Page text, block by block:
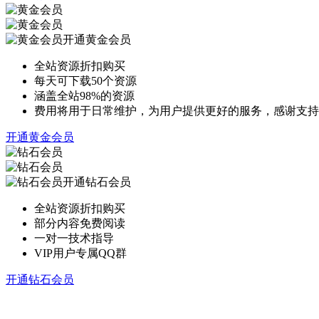
开通黄金会员
全站资源折扣购买
每天可下载50个资源
涵盖全站98%的资源
费用将用于日常维护，为用户提供更好的服务，感谢支持
开通黄金会员
开通钻石会员
全站资源折扣购买
部分内容免费阅读
一对一技术指导
VIP用户专属QQ群
开通钻石会员